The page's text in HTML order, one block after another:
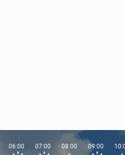
06:00 07:00 08:00 09:00